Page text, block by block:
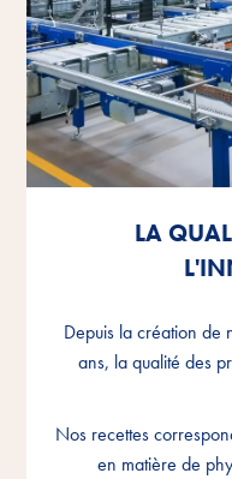
LA
Depuis la création de
ans, la qualité des
Nos recettes
en matière de
LA
Depuis la création de
ans, la qualité des
Nos recettes
en matière de
LA
Depuis la création de
ans, la qualité des
Nos recettes
en matière de